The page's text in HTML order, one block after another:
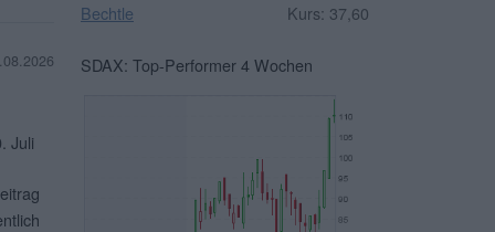
Juli
Bechtle Kurs: 37,60
SDAX: Top-Performer 4 Wochen